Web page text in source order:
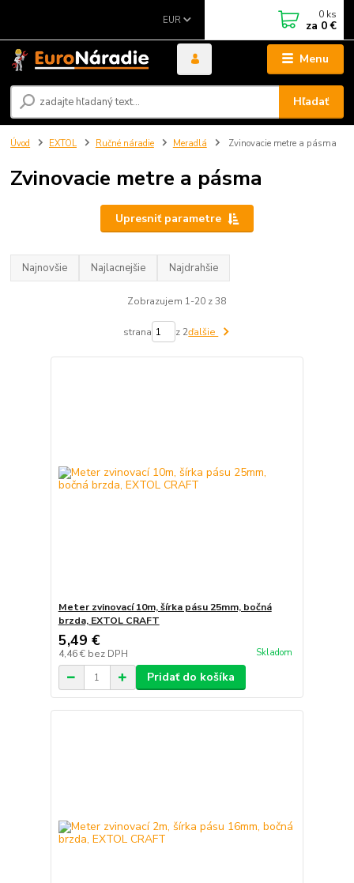
Menu
EUR
Hľadať
0 ks
za 0 €
Úvod EXTOL Ručné náradie Meradlá Zvinovacie metre a pásma
Zvinovacie metre a pásma
Upresniť parametre
Najnovšie Najlacnejšie Najdrahšie
Zobrazujem 1-20 z 38
strana z 2ďalšie
Meter zvinovací 10m, šírka pásu 25mm, bočná
brzda, EXTOL CRAFT
5,49 €
4,46 € bez DPH Skladom
Pridať do košíka